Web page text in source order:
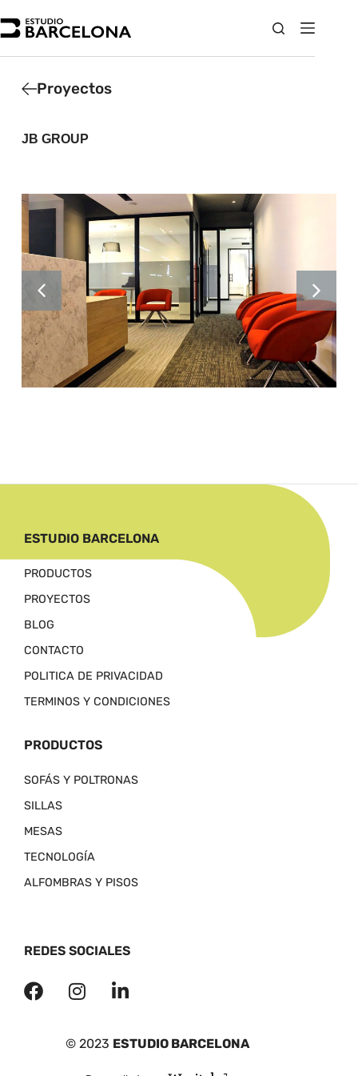
Proyectos
JB GROUP
ESTUDIO BARCELONA
PRODUCTOS
PROYECTOS
BLOG
CONTACTO
POLITICA DE PRIVACIDAD
TERMINOS Y CONDICIONES
PRODUCTOS
SOFÁS Y POLTRONAS
SILLAS
MESAS
TECNOLOGÍA
ALFOMBRAS Y PISOS
REDES SOCIALES
© 2023 ESTUDIO BARCELONA